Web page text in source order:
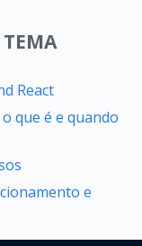
React
que é e quando
e